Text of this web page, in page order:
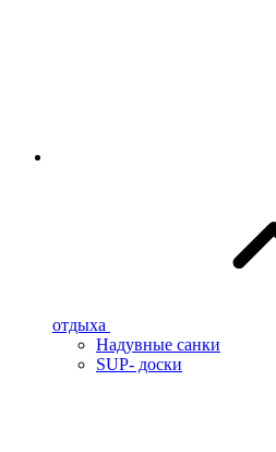
отдыха
Надувные санки
SUP- доски